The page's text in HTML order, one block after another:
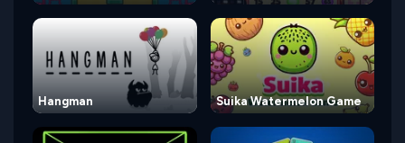
Hangman Suika Watermelon Game